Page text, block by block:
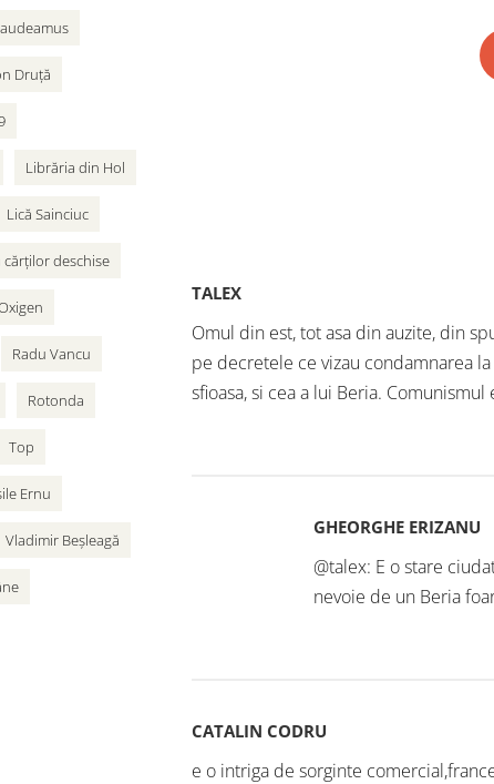
TALEX
Omul din est, tot asa din auzite, din
pe decretele ce vizau condamnarea
sfioasa, si cea a lui Beria.
GHEORGHE ERIZANU
@talex: E o stare
nevoie de un Beria
CATALIN CODRU
e o intriga de sorginte
Druță
Librăria din Hol
Lică Sainciuc
cărților deschise
Radu Vancu
Rotonda
Top
Ernu
Vladimir Beșleagă